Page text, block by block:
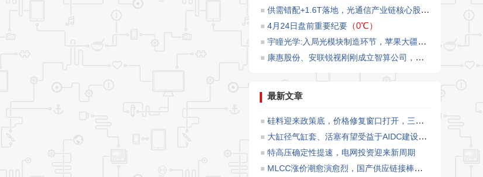
供需错配+1.6T落地，光通信产业链核心股票梳理
（0℃）
4月24日盘前重要纪要（0℃）
宇瞳光学:入局光模块制造环节，苹果大疆链景气度修复
康惠股份、安联锐视刚刚成立智算公司，目前正在积极落实相关订单和洽商贷款等事宜
最新文章
硅料迎来政策底，价格修复窗口打开，三大龙头充分受益量价反转
大缸径气缸套、活塞有望受益于AIDC建设需求
特高压确定性提速，电网投资迎来新周期
MLCC涨价潮愈演愈烈，国产供应链接棒消费级市场